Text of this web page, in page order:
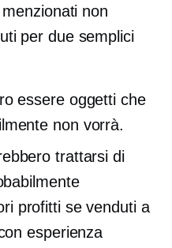
non
per due semplici
essere oggetti che
non vorrà.
trattarsi di
profitti se venduti a
esperienza